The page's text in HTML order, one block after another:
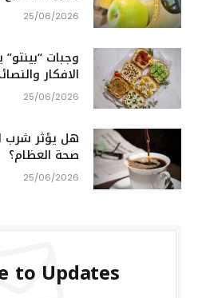
25/06/2026
وجبات
الافكار
25/06/2026
هل يؤثر شرب
صحة العظام؟
25/06/2026
to Updates